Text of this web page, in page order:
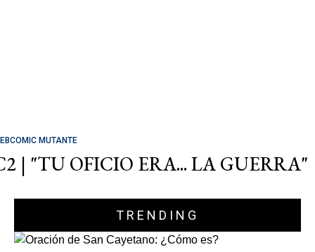
MUTANTE
| "TU OFICIO ERA... LA GUERRA"
TRENDING